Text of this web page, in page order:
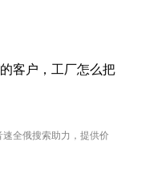
客户，工厂怎么把
速全俄搜索助力，提供价